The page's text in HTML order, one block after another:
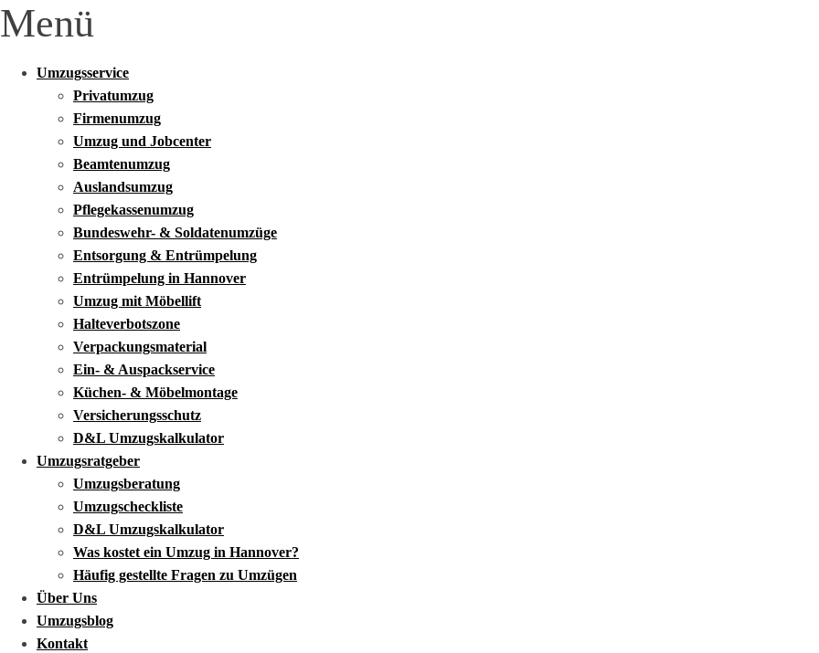
Menü
Umzugsservice
Privatumzug
Firmenumzug
Umzug und Jobcenter
Beamtenumzug
Auslandsumzug
Pflegekassenumzug
Bundeswehr- & Soldatenumzüge
Entsorgung & Entrümpelung
Entrümpelung in Hannover
Umzug mit Möbellift
Halteverbotszone
Verpackungsmaterial
Ein- & Auspackservice
Küchen- & Möbelmontage
Versicherungsschutz
D&L Umzugskalkulator
Umzugsratgeber
Umzugsberatung
Umzugscheckliste
D&L Umzugskalkulator
Was kostet ein Umzug in Hannover?
Häufig gestellte Fragen zu Umzügen
Über Uns
Umzugsblog
Kontakt